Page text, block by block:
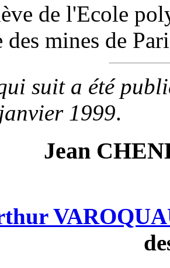
de l'Ecole
des mines de
suit a été
1999.
Jean